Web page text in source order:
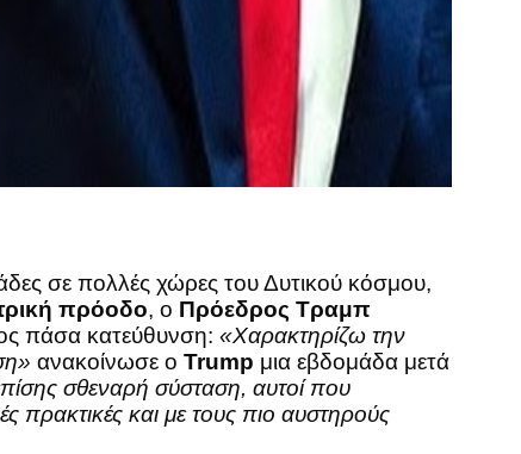
σε πολλές χώρες του Δυτικού κόσμου,
πρόοδο, ο Πρόεδρος Τραμπ
πάσα κατεύθυνση: «Χαρακτηρίζω την
ανακοίνωσε ο Trump μια εβδομάδα μετά
σθεναρή σύσταση, αυτοί που
πρακτικές και με τους πιο αυστηρούς